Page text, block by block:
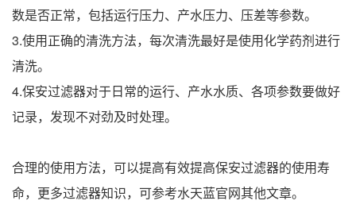
数是否正常，包括运行压力、产水压力、压差等参数。
3.使用正确的清洗方法，每次清洗最好是使用化学药剂进行
清洗。
4.保安过滤器对于日常的运行、产水水质、各项参数要做好
记录，发现不对劲及时处理。
合理的使用方法，可以提高有效提高保安过滤器的使用寿
命，更多过滤器知识，可参考水天蓝官网其他文章。